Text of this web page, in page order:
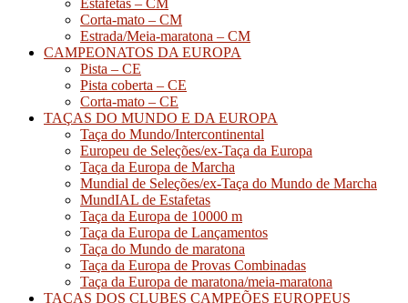
Corta-mato – CM
Estrada/Meia-maratona – CM
CAMPEONATOS DA EUROPA
Pista – CE
Pista coberta – CE
Corta-mato – CE
TAÇAS DO MUNDO E DA EUROPA
Taça do Mundo/Intercontinental
Europeu de Seleções/ex-Taça da Europa
Taça da Europa de Marcha
Mundial de Seleções/ex-Taça do Mundo de Marcha
MundIAL de Estafetas
Taça da Europa de 10000 m
Taça da Europa de Lançamentos
Taça do Mundo de maratona
Taça da Europa de Provas Combinadas
Taça da Europa de maratona/meia-maratona
TAÇAS DOS CLUBES CAMPEÕES EUROPEUS